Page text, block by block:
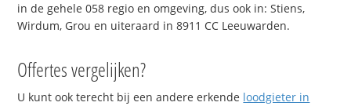
in de gehele 058 regio en omgeving, dus ook in: Stiens,
Wirdum, Grou en uiteraard in 8911 CC Leeuwarden.
Offertes vergelijken?
U kunt ook terecht bij een andere erkende loodgieter in